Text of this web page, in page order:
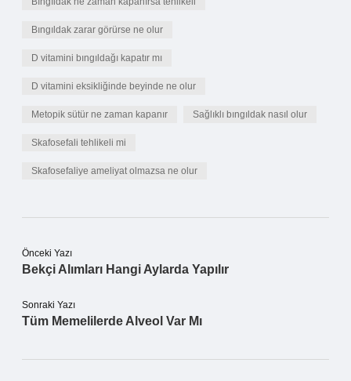
Bıngıldak zarar görürse ne olur
D vitamini bıngıldağı kapatır mı
D vitamini eksikliğinde beyinde ne olur
Metopik sütür ne zaman kapanır Sağlıklı bıngıldak nasıl olur
Skafosefali tehlikeli mi
Skafosefaliye ameliyat olmazsa ne olur
Önceki Yazı
Bekçi Alımları Hangi Aylarda Yapılır
Sonraki Yazı
Tüm Memelilerde Alveol Var Mı